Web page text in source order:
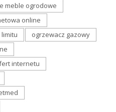
meble ogrodowe
online
ogrzewacz gazowy
internetu